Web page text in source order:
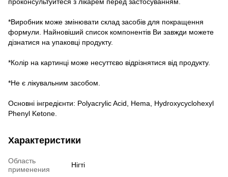
*Виробник може змінювати склад засобів для покращення
формули. Найновіший список компонентів Ви завжди можете
дізнатися на упаковці продукту.
*Колір на картинці може несуттєво відрізнятися від продукту.
*Не є лікувальним засобом.
Основні інгредієнти: Polyacrylic Acid, Hema, Hydroxycyclohexyl
Phenyl Ketone.
Характеристики
Область
применения
Нігті